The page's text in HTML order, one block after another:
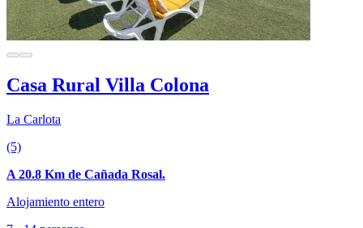
Casa Rural Villa Colona
La Carlota
(5)
A 20.8 Km de Cañada Rosal.
Alojamiento entero